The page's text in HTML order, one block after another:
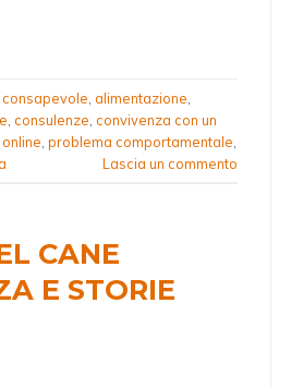
alimentazione
consulenze convivenza con un
online problema comportamentale
Lascia un commento
CANE
E STORIE